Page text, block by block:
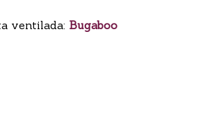
ventilada: Bugaboo